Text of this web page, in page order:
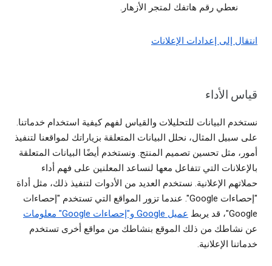
نعطي رقم هاتفك لمتجر الأزهار.
انتقال إلى إعدادات الإعلانات
قياس الأداء
نستخدم البيانات للتحليلات والقياس لفهم كيفية استخدام خدماتنا.
على سبيل المثال، نحلل البيانات المتعلقة بزياراتك لمواقعنا لتنفيذ
أمور، مثل تحسين تصميم المنتج. ونستخدم أيضًا البيانات المتعلقة
بالإعلانات التي تتفاعل معها لنساعد المعلنين على فهم أداء
حملاتهم الإعلانية. نستخدم العديد من الأدوات لتنفيذ ذلك، مثل أداة
"إحصاءات Google". عندما تزور المواقع التي تستخدم "إحصاءات
Google"، قد يربط
عميل Google و"إحصاءات Google" معلومات
عن نشاطك من ذلك الموقع بنشاطك من مواقع أخرى تستخدم
خدماتنا الإعلانية.